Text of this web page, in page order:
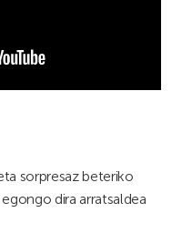
sorpresaz beteriko
dira arratsaldea